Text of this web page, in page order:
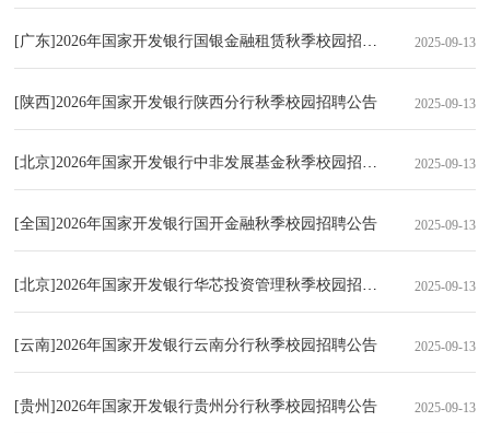
[广东]2026年国家开发银行国银金融租赁秋季校园招聘公告 2025-09-13
[陕西]2026年国家开发银行陕西分行秋季校园招聘公告 2025-09-13
[北京]2026年国家开发银行中非发展基金秋季校园招聘公告 2025-09-13
[全国]2026年国家开发银行国开金融秋季校园招聘公告 2025-09-13
[北京]2026年国家开发银行华芯投资管理秋季校园招聘公告 2025-09-13
[云南]2026年国家开发银行云南分行秋季校园招聘公告 2025-09-13
[贵州]2026年国家开发银行贵州分行秋季校园招聘公告 2025-09-13